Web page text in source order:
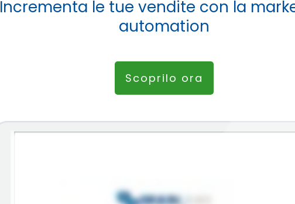
Incrementa le tue vendite con la
automation
Scoprilo ora